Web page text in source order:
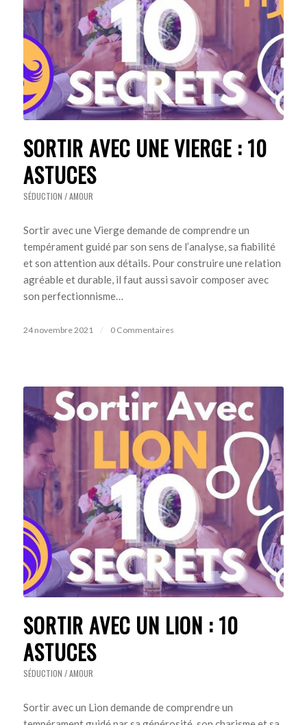
SORTIR AVEC UNE VIERGE : 10
ASTUCES
SÉDUCTION / AMOUR
Sortir avec une Vierge demande de comprendre un
tempérament guidé par son sens de l’analyse, sa fiabilité
et son attention aux détails. Pour construire une relation
agréable et durable, il faut aussi savoir composer avec
son perfectionnisme…
24 novembre 2021 / 0 Commentaires
SORTIR AVEC UN LION : 10
ASTUCES
SÉDUCTION / AMOUR
Sortir avec un Lion demande de comprendre un